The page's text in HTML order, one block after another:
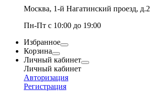
Москва, 1-й Нагатинский проезд, д.2
Пн-Пт с 10:00 до 19:00
Избранное
Корзина
Личный кабинет
Личный кабинет
Авторизация
Регистрация